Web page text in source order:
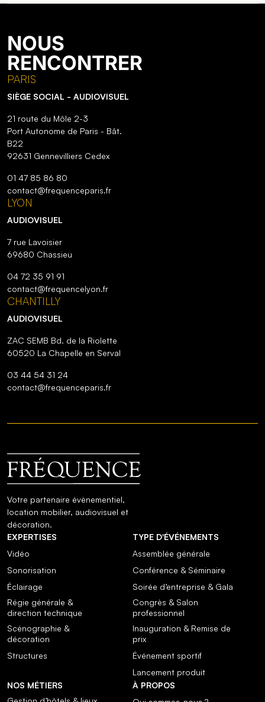
NOUS
RENCONTRER
PARIS
SIÈGE SOCIAL - AUDIOVISUEL
21 route du Môle 2-3
Port Autonome de Paris - Bât.
B22
92631 Gennevilliers Cedex
01 47 85 86 80
contact@frequenceparis.fr
LYON
AUDIOVISUEL
7 rue Lavoisier
69680 Chassieu
04 72 35 91 91
contact@frequencelyon.fr
CHANTILLY
AUDIOVISUEL
ZAC SEMB Bd. de la Riolette
60520 La Chapelle en Serval
03 44 54 31 24
contact@frequenceparis.fr
Votre partenaire évènementiel,
location mobilier, audiovisuel et
décoration.
EXPERTISES
Vidéo
Sonorisation
Éclairage
Régie générale &
direction technique
Scénographie &
décoration
Structures
TYPE D'ÉVÉNEMENTS
Assemblée générale
Conférence & Séminaire
Soirée d’entreprise & Gala
Congrès & Salon
professionnel
Inauguration & Remise de
prix
Événement sportif
Lancement produit
NOS MÉTIERS
À PROPOS